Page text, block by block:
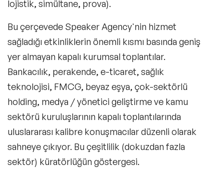
lojistik, simültane, prova).
Bu çerçevede Speaker Agency'nin hizmet
sağladığı etkinliklerin önemli kısmı basında geniş
yer almayan kapalı kurumsal toplantılar.
Bankacılık, perakende, e-ticaret, sağlık
teknolojisi, FMCG, beyaz eşya, çok-sektörlü
holding, medya / yönetici geliştirme ve kamu
sektörü kuruluşlarının kapalı toplantılarında
uluslararası kalibre konuşmacılar düzenli olarak
sahneye çıkıyor. Bu çeşitlilik (dokuzdan fazla
sektör) küratörlüğün göstergesi.